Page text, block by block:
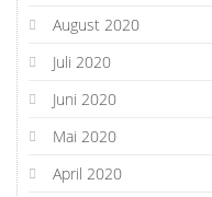
August 2020
Juli 2020
Juni 2020
Mai 2020
April 2020